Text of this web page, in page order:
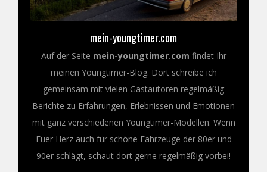
mein-youngtimer.com
Auf der Seite mein-youngtimer.com findet Ihr
meinen Youngtimer-Blog. Dort schreibe ich
gemeinsam mit vielen Gastautoren regelmäßig
Berichte zu Erfahrungen, Erlebnissen und Emotionen
mit ganz verschiedenen Youngtimer-Modellen. Wenn
Euer Herz auch für schöne Fahrzeuge der 80er und
90er schlägt, schaut dort gerne regelmäßig vorbei!